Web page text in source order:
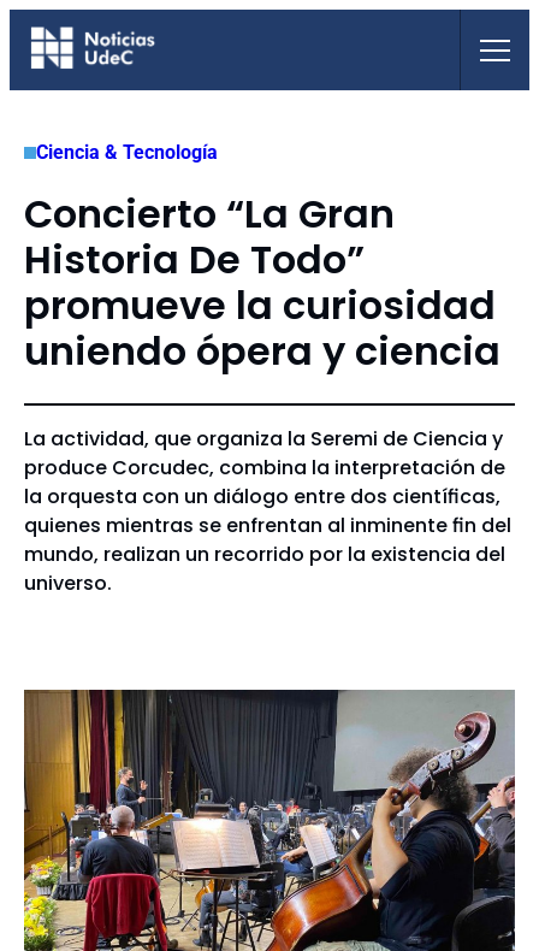
Saltar
Ciencia & Tecnología
Concierto “La Gran
Historia De Todo”
promueve la curiosidad
uniendo ópera y ciencia
La actividad, que organiza la Seremi de Ciencia y
produce Corcudec, combina la interpretación de
la orquesta con un diálogo entre dos científicas,
quienes mientras se enfrentan al inminente fin del
mundo, realizan un recorrido por la existencia del
universo.